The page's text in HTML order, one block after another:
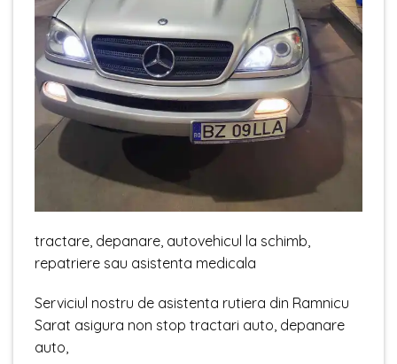
tractare, depanare, autovehicul la schimb,
repatriere sau asistenta medicala
Serviciul nostru de asistenta rutiera din Ramnicu
Sarat asigura non stop tractari auto, depanare
auto,